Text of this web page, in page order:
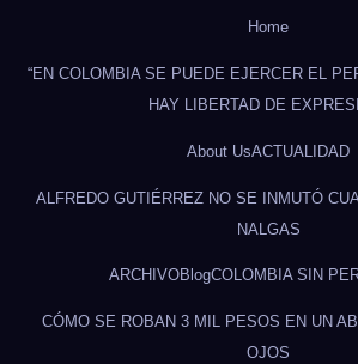
Home
“EN COLOMBIA SE PUEDE EJERCER EL
HAY LIBERTAD DE
About UsACTUALIDAD
ALFREDO GUTIÉRREZ NO SE INMUTÓ
NALGAS
ARCHIVOBlogCOLOMBIA SIN
CÓMO SE ROBAN 3 MIL PESOS EN UN
OJOS